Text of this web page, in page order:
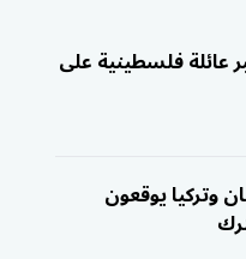
عائلة فلسطينية على
وتركيا يوقعون